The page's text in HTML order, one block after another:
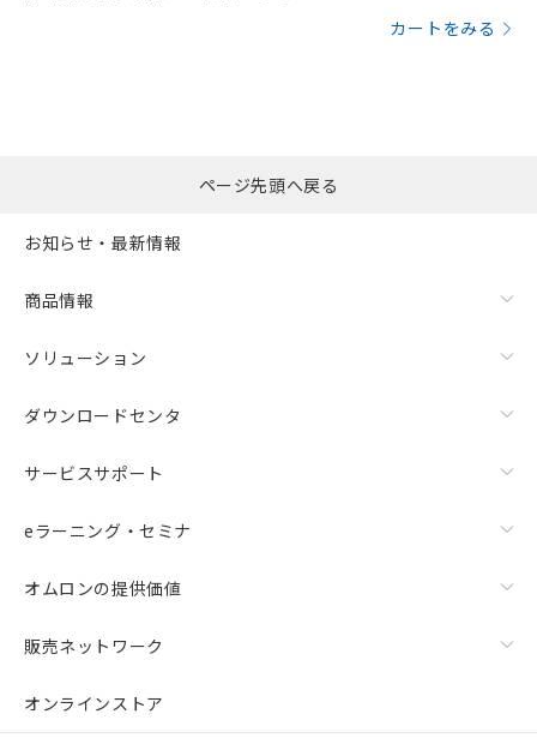
カートをみる
ページ先頭へ戻る
お知らせ・最新情報
商品情報
ソリューション
ダウンロードセンタ
サービスサポート
eラーニング・セミナ
オムロンの提供価値
販売ネットワーク
オンラインストア